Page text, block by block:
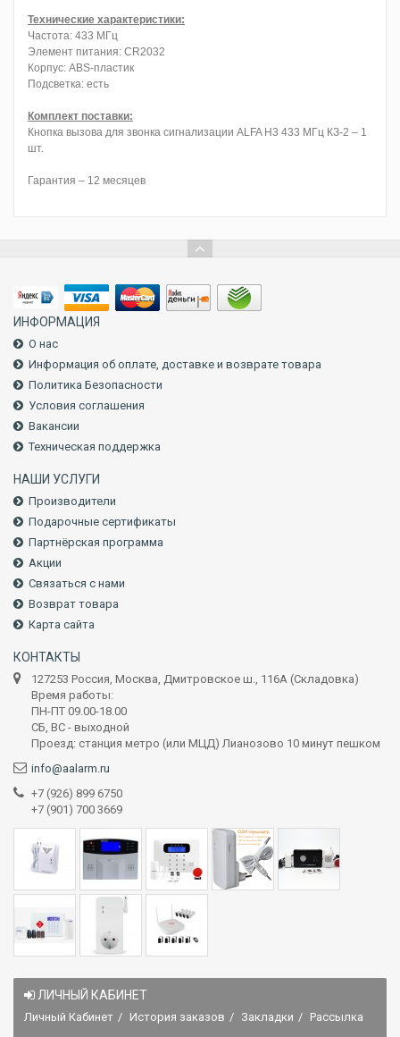
Технические характеристики:
Частота: 433 МГц
Элемент питания: CR2032
Корпус: ABS-пластик
Подсветка: есть
Комплект поставки:
Кнопка вызова для звонка сигнализации ALFA H3 433 МГц КЗ-2 – 1
шт.
Гарантия – 12 месяцев
ИНФОРМАЦИЯ
О нас
Информация об оплате, доставке и возврате товара
Политика Безопасности
Условия соглашения
Вакансии
Техническая поддержка
НАШИ УСЛУГИ
Производители
Подарочные сертификаты
Партнёрская программа
Акции
Связаться с нами
Возврат товара
Карта сайта
КОНТАКТЫ
127253 Россия, Москва, Дмитровское ш., 116А (Складовка)
Время работы:
ПН-ПТ 09.00-18.00
СБ, ВС - выходной
Проезд: станция метро (или МЦД) Лианозово 10 минут пешком
info@aalarm.ru
+7 (926) 899 6750
+7 (901) 700 3669
ЛИЧНЫЙ КАБИНЕТ
Личный Кабинет История заказов Закладки Рассылка